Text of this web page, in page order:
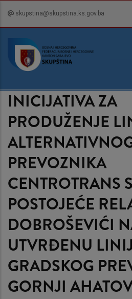
content
skupstina@skupstina.ks.gov.ba
INICIJATIVA ZA
PRODUŽENJE
PREVOZNIKA
CENTROTRANS
POSTOJEĆE
DOBROŠEVIĆI
UTVRĐENU
GRADSKOG
GORNJI